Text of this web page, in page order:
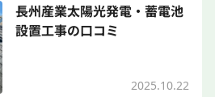
長州産業太陽光発電・蓄電池
設置工事の口コミ
2025.10.22